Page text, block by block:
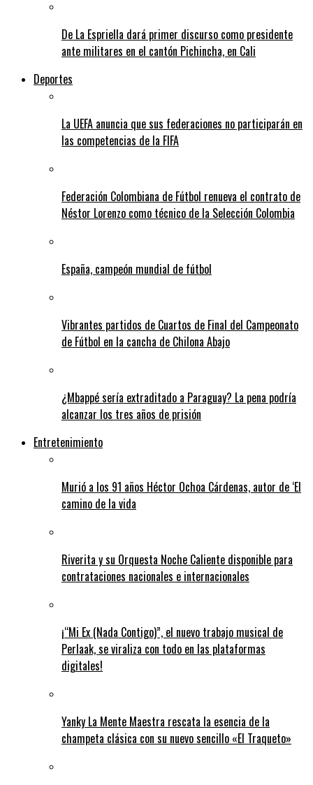
De La Espriella dará primer discurso como presidente
ante militares en el cantón Pichincha, en Cali
Deportes
La UEFA anuncia que sus federaciones no participarán en
las competencias de la FIFA
Federación Colombiana de Fútbol renueva el contrato de
Néstor Lorenzo como técnico de la Selección Colombia
España, campeón mundial de fútbol
Vibrantes partidos de Cuartos de Final del Campeonato
de Fútbol en la cancha de Chilona Abajo
¿Mbappé sería extraditado a Paraguay? La pena podría
alcanzar los tres años de prisión
Entretenimiento
Murió a los 91 años Héctor Ochoa Cárdenas, autor de ‘El
camino de la vida
Riverita y su Orquesta Noche Caliente disponible para
contrataciones nacionales e internacionales
¡“Mi Ex (Nada Contigo)”, el nuevo trabajo musical de
Perlaak, se viraliza con todo en las plataformas
digitales!
Yanky La Mente Maestra rescata la esencia de la
champeta clásica con su nuevo sencillo «El Traqueto»